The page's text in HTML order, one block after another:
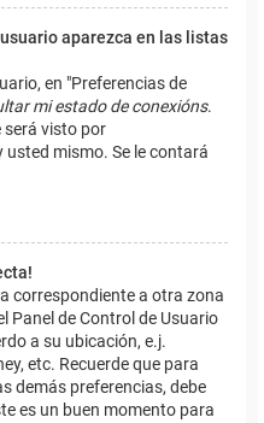
aparezca en las listas
en "Preferencias de
mi estado de conexións.
será visto por
mismo. Se le contará
correspondiente a otra zona
Panel de Control de Usuario
a su ubicación, e.j.
etc. Recuerde que para
demás preferencias, debe
es un buen momento para